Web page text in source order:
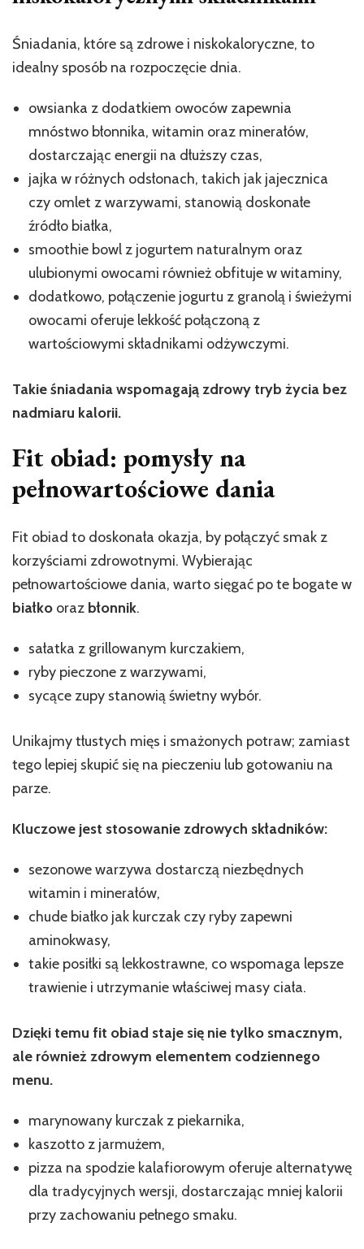
Śniadania, które są zdrowe i niskokaloryczne, to
idealny sposób na rozpoczęcie dnia.
owsianka z dodatkiem owoców zapewnia
mnóstwo błonnika, witamin oraz minerałów,
dostarczając energii na dłuższy czas,
jajka w różnych odsłonach, takich jak jajecznica
czy omlet z warzywami, stanowią doskonałe
źródło białka,
smoothie bowl z jogurtem naturalnym oraz
ulubionymi owocami również obfituje w witaminy,
dodatkowo, połączenie jogurtu z granolą i świeżymi
owocami oferuje lekkość połączoną z
wartościowymi składnikami odżywczymi.
Takie śniadania wspomagają zdrowy tryb życia bez
nadmiaru kalorii.
Fit obiad: pomysły na
pełnowartościowe dania
Fit obiad to doskonała okazja, by połączyć smak z
korzyściami zdrowotnymi. Wybierając
pełnowartościowe dania, warto sięgać po te bogate w
białko oraz błonnik.
sałatka z grillowanym kurczakiem,
ryby pieczone z warzywami,
sycące zupy stanowią świetny wybór.
Unikajmy tłustych mięs i smażonych potraw; zamiast
tego lepiej skupić się na pieczeniu lub gotowaniu na
parze.
Kluczowe jest stosowanie zdrowych składników:
sezonowe warzywa dostarczą niezbędnych
witamin i minerałów,
chude białko jak kurczak czy ryby zapewni
aminokwasy,
takie posiłki są lekkostrawne, co wspomaga lepsze
trawienie i utrzymanie właściwej masy ciała.
Dzięki temu fit obiad staje się nie tylko smacznym,
ale również zdrowym elementem codziennego
menu.
marynowany kurczak z piekarnika,
kaszotto z jarmużem,
pizza na spodzie kalafiorowym oferuje alternatywę
dla tradycyjnych wersji, dostarczając mniej kalorii
przy zachowaniu pełnego smaku.